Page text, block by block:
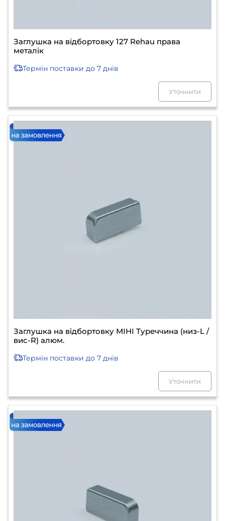
Заглушка на відбортовку 127 Rehau права
металік
Термін поставки до 7 днів
Уточнити
Заглушка на відбортовку МІНІ Туреччина (низ-L /
вис-R) алюм.
Термін поставки до 7 днів
Уточнити